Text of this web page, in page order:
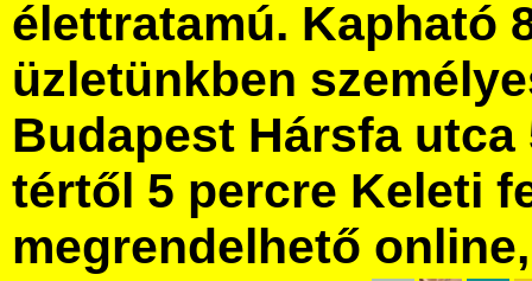
élettratamú. Kapható
üzletünkben
Budapest Hársfa utca
tértől 5 percre Keleti
megrendelhető